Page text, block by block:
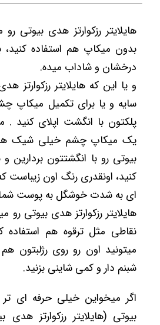
هایلایتر رزکوارتز هدی بیوتی
بدون میکاپ هم استفاده
درخشان و شاداب میده.
و یا این که هایلایتر رزکوارتز
سایه و یا برای تکمیل میکاپ
پلکتون با انگشت اپلای کنید .
یک میکاپ چشم خیلی شیک
بیوتی رو با انگشتتون بردارین
کنید، اونقدری رنگ اون زیباست
ای به شدت خوشگل به پوست
هایلایتر رزکوارتز هدی بیوتی رو
نقاطی مثل ترقوه هم استفاده
میتونید اون رو روی رژلبتون
شبنم دار و کمی شاینی بزنید.
اگر میخواین خیلی حرفه ای
بیوتی (هایلایتر رزکوارتز